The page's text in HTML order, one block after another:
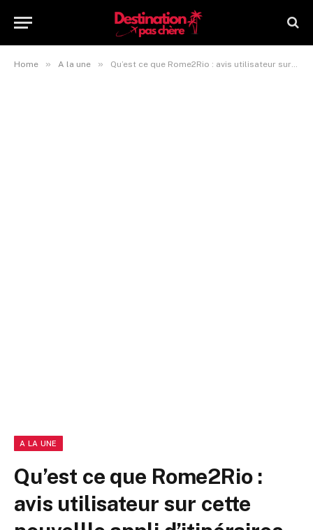
Home » A la une » Qu’est ce que Rome2Rio : avis utilisateur sur cette nouvellle appli d’itinéraires
A LA UNE
Qu’est ce que Rome2Rio :
avis utilisateur sur cette